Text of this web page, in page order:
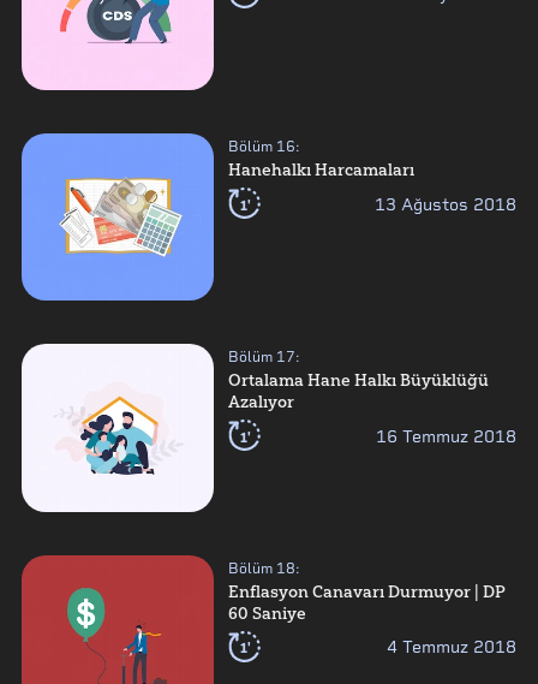
Bölüm 16:
Hanehalkı Harcamaları
1' 13 Ağustos 2018
Bölüm 17:
Ortalama Hane Halkı Büyüklüğü
Azalıyor
1' 16 Temmuz 2018
Bölüm 18:
Enflasyon Canavarı Durmuyor | DP
60 Saniye
1' 4 Temmuz 2018